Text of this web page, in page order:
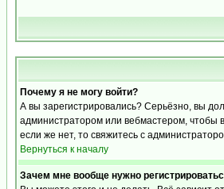
Почему я не могу войти?
А вы зарегистрировались? Серьёзно, вы
администратором или вебмастером, чтобы
если же нет, то свяжитесь с
Вернуться к началу
Зачем мне вообще нужно